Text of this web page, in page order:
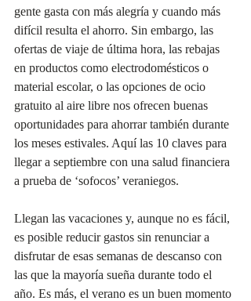
gente gasta con más alegría y cuando más
difícil resulta el ahorro. Sin embargo, las
ofertas de viaje de última hora, las rebajas
en productos como electrodomésticos o
material escolar, o las opciones de ocio
gratuito al aire libre nos ofrecen buenas
oportunidades para ahorrar también durante
los meses estivales. Aquí las 10 claves para
llegar a septiembre con una salud financiera
a prueba de ‘sofocos’ veraniegos.
Llegan las vacaciones y, aunque no es fácil,
es posible reducir gastos sin renunciar a
disfrutar de esas semanas de descanso con
las que la mayoría sueña durante todo el
año. Es más, el verano es un buen momento